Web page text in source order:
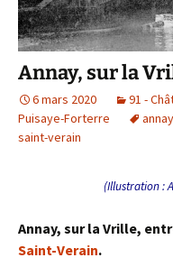
Annay, sur la
6 mars 2020 91 -
Puisaye-Forterre
annay
saint-verain
(Illustration :
Annay, sur la Vrille,
Saint-Verain.